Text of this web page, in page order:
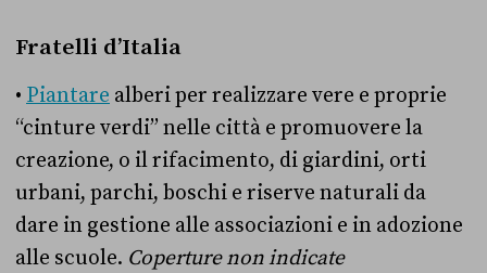
Fratelli d’Italia
• Piantare alberi per realizzare vere e proprie
“cinture verdi” nelle città e promuovere la
creazione, o il rifacimento, di giardini, orti
urbani, parchi, boschi e riserve naturali da
dare in gestione alle associazioni e in adozione
alle scuole. Coperture non indicate